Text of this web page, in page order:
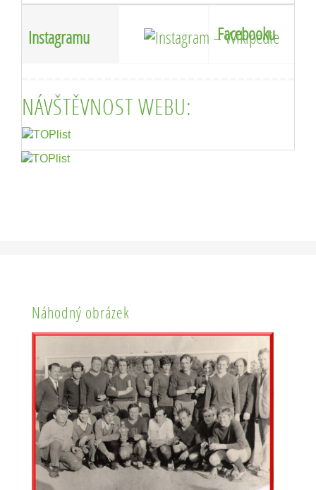
Instagramu Facebooku
NÁVŠTĚVNOST WEBU:
Náhodný obrázek